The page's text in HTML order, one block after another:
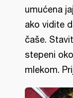
umućena
ako vidite
čaše.
stepeni
mlekom.